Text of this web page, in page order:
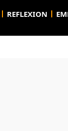
REFLEXION